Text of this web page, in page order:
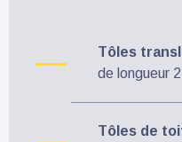
Tôles
de longueur
Tôles de